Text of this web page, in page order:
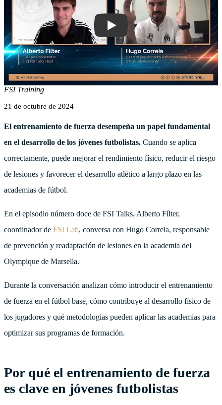
Entrenamiento de Fuerza para
FSI Training
21 de octubre de 2024
El entrenamiento de fuerza desempeña un papel fundamental
en el desarrollo de los jóvenes futbolistas. Cuando se aplica
correctamente, puede mejorar el rendimiento físico, reducir el riesgo
de lesiones y favorecer el desarrollo atlético a largo plazo en las
academias de fútbol.
En el episodio número doce de FSI Talks, Alberto Fílter,
coordinador de FSI Lab, conversa con Hugo Correia, responsable
de prevención y readaptación de lesiones en la academia del
Olympique de Marsella.
Durante la conversación analizan cómo introducir el entrenamiento
de fuerza en el fútbol base, cómo contribuye al desarrollo físico de
los jugadores y qué metodologías pueden aplicar las academias para
optimizar sus programas de formación.
Por qué el entrenamiento de fuerza
es clave en jóvenes futbolistas